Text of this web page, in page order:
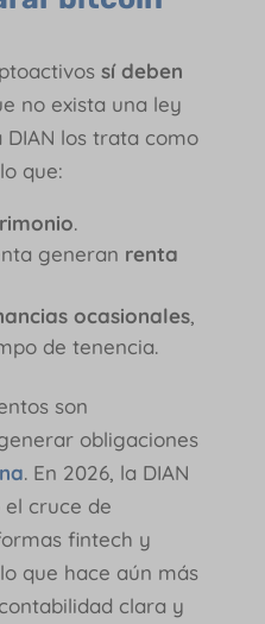
sí deben
no exista una ley
DIAN los trata como
que:
.
generan renta
ocasionales,
de tenencia.
son
obligaciones
. En 2026, la DIAN
cruce de
fintech y
que hace aún más
clara y